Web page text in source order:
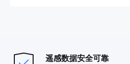
遥感数据安全可靠